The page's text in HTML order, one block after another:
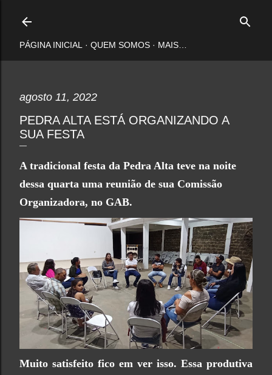
PÁGINA INICIAL QUEM SOMOS MAIS…
agosto 11, 2022
PEDRA ALTA ESTÁ ORGANIZANDO A
SUA FESTA
A tradicional festa da Pedra Alta teve na noite
dessa quarta uma reunião de sua Comissão
Organizadora, no GAB.
Muito satisfeito fico em ver isso. Essa produtiva